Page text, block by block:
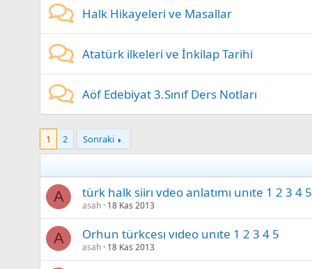
Halk Hikayeleri ve Masallar
Atatürk ilkeleri ve İnkilap Tarihi
Aöf Edebiyat 3.Sınıf Ders Notları
1 2 Sonraki
A türk halk siirı vdeo anlatımı unıte 1 2 3 4 5
asah 18 Kas 2013
A Orhun türkcesı vıdeo unıte 1 2 3 4 5
asah 18 Kas 2013